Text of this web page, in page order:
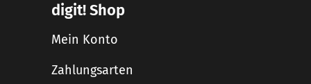
digit! Shop
Mein Konto
Zahlungsarten